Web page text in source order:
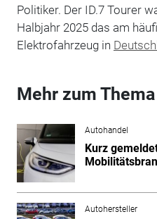
Politiker. Der ID.7 Tourer
Halbjahr 2025 das am
Elektrofahrzeug in
Mehr zum
Autohandel
Kurz
Autohersteller